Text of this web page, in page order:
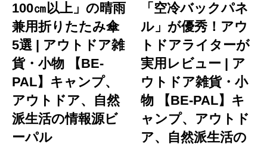
100㎝以上」の晴雨
兼用折りたたみ傘
5選 | アウトドア雑
貨・小物 【BE-
PAL】キャンプ、
アウトドア、自然
派生活の情報源ビ
ーパル
「空冷バックパネ
ル」が優秀！アウ
トドアライターが
実用レビュー | ア
ウトドア雑貨・小
物 【BE-PAL】キ
ャンプ、アウトド
ア、自然派生活の